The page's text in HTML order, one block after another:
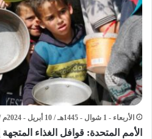
الأربعاء - 1 شوال - 1445هـ / 10 أبريل - 2024م / 3:13 مساءً
الأمم المتحدة: قوافل الغذاء